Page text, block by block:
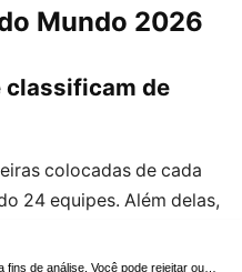
Mundo 2026
classificam de
colocadas de cada
24 equipes. Além delas,
32 times para o mata-